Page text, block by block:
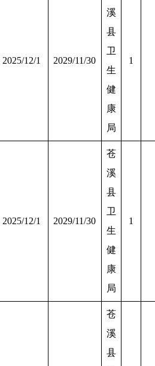
2025/12/1 2029/11/30
溪
县
卫
生
健
康
局
1
2025/12/1 2029/11/30
苍
溪
县
卫
生
健
康
局
1
苍
溪
县